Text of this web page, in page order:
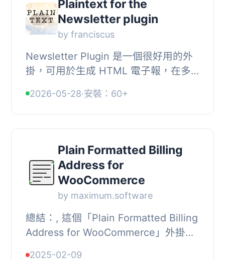
Plaintext for the
Newsletter plugin
by franciscus
Newsletter Plugin 是一個很好用的外
掛，可用於生成 HTML 電子報，在多
拖放合成器使您創建好看的電子報輕而
易舉。, 但是...
2026-05-28·安裝：60+
Plain Formatted Billing
Address for
WooCommerce
by maximum.software
總結：, 這個「Plain Formatted Billing
Address for WooCommerce」外掛新
2025-02-09